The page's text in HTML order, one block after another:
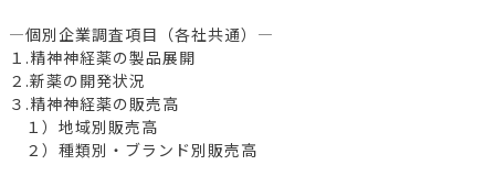
―個別企業調査項目（各社共通）―
１.精神神経薬の製品展開
２.新薬の開発状況
３.精神神経薬の販売高
１）地域別販売高
２）種類別・ブランド別販売高